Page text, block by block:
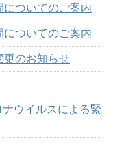
についてのご案内
についてのご案内
のお知らせ
ナウイルスによる緊